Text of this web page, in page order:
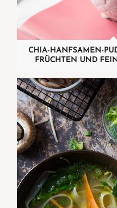
CHIA-HANFSAMEN-
FRÜCHTEN UND